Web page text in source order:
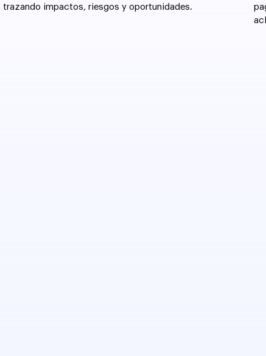
trazando impactos, riesgos y oportunidades.